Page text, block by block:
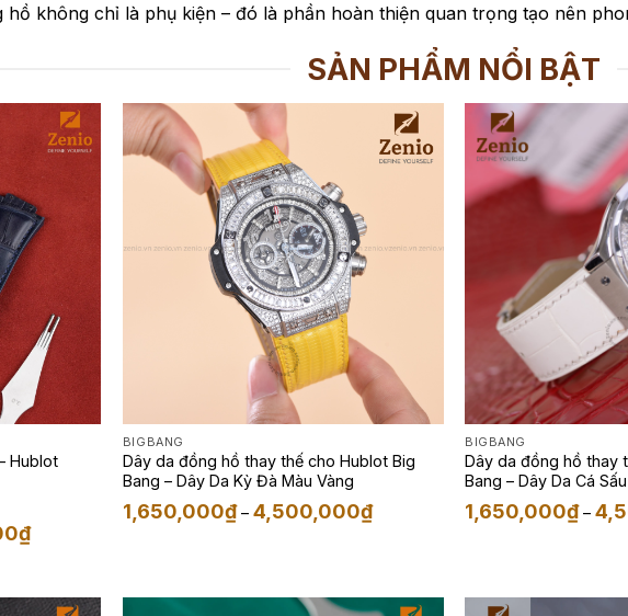
hồ không chỉ là phụ kiện – đó là phần hoàn thiện quan trọng tạo nên
SẢN PHẨM NỔI BẬT
Hublot
₫Khoảng
giá:
4,500,000₫
BIGBANG
Dây da đồng hồ thay thế cho Hublot Big
Bang – Dây Da Kỳ Đà Màu Vàng
1,650,000₫ – 4,500,000₫Khoảng
giá:
BIGBANG
Dây da đồng hồ thay
Bang – Dây Da Cá
1,650,000₫ –